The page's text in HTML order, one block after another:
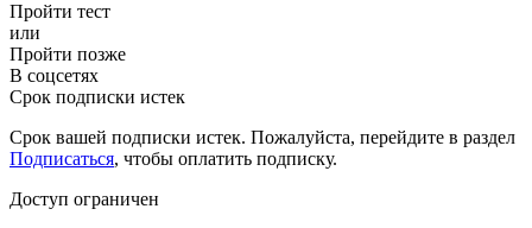
Пройти тест
или
Пройти позже
В соцсетях
Срок подписки истек
Срок вашей подписки истек. Пожалуйста, перейдите в раздел
Подписаться, чтобы оплатить подписку.
Доступ ограничен